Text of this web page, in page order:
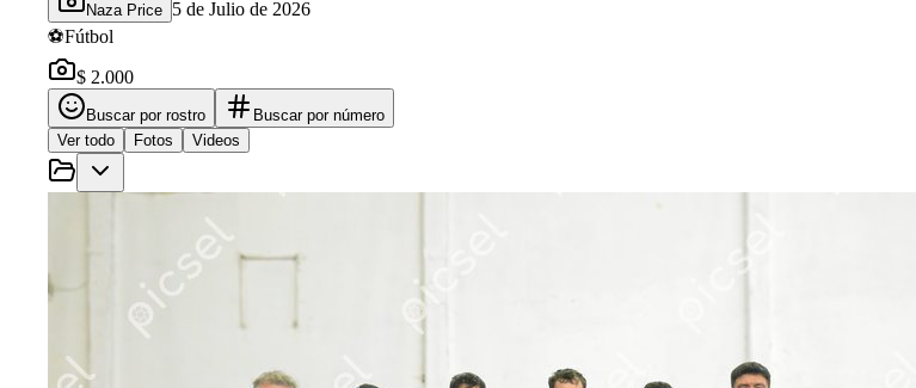
Naza Price 5 de Julio de 2026
⚽Fútbol
$ 2.000
Buscar por rostro
Buscar por número
Ver todo
Fotos Videos